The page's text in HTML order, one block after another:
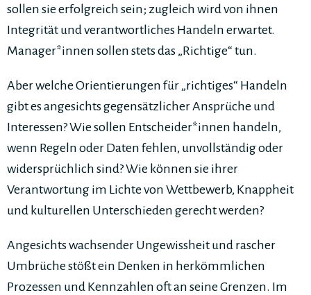
sollen sie erfolgreich sein; zugleich wird von ihnen
Integrität und verantwortliches Handeln erwartet.
Manager*innen sollen stets das „Richtige“ tun.
Aber welche Orientierungen für „richtiges“ Handeln
gibt es angesichts gegensätzlicher Ansprüche und
Interessen? Wie sollen Entscheider*innen handeln,
wenn Regeln oder Daten fehlen, unvollständig oder
widersprüchlich sind? Wie können sie ihrer
Verantwortung im Lichte von Wettbewerb, Knappheit
und kulturellen Unterschieden gerecht werden?
Angesichts wachsender Ungewissheit und rascher
Umbrüche stößt ein Denken in herkömmlichen
Prozessen und Kennzahlen oft an seine Grenzen. Im